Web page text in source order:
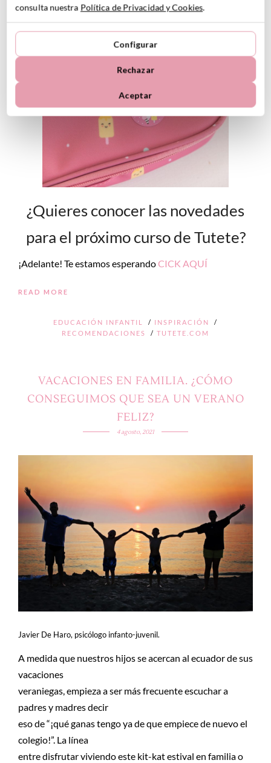
¿Quieres conocer las novedades
para el próximo curso de Tutete?
¡Adelante! Te estamos esperandoCICK AQUÍ
READ MORE
EDUCACIÓN INFANTIL / INSPIRACIÓN
/
RECOMENDACIONES
/ TUTETE.COM
VACACIONES EN FAMILIA. ¿CÓMO
CONSEGUIMOS QUE SEA UN VERANO
FELIZ?
4 agosto, 2021
Javier De Haro, psicólogo infanto-juvenil.
A medida que nuestros hijos se acercan al ecuador de sus
vacaciones
veraniegas, empieza a ser más frecuente escuchar a
padres y madres decir
eso de “¡qué ganas tengo ya de que empiece de nuevo el
colegio!”. La línea
entre disfrutar viviendo este kit-kat estival en familia o
consulta nuestra Política de Privacidad y Cookies.
Configurar
Rechazar
Aceptar